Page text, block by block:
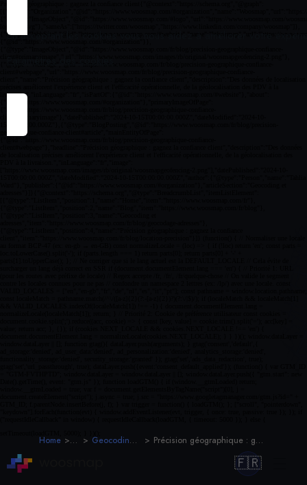
Home Blog Geocoding et adresses Précision géographique : gagnez la confiance client
🇫🇷
En acceptant les cookies vous nous aidez à améliorer votre